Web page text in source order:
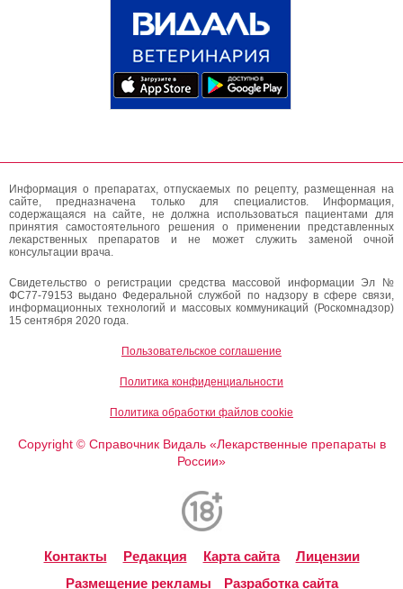
Информация о препаратах, отпускаемых по рецепту, размещенная на
сайте, предназначена только для специалистов. Информация,
содержащаяся на сайте, не должна использоваться пациентами для
принятия самостоятельного решения о применении представленных
лекарственных препаратов и не может служить заменой очной
консультации врача.
Свидетельство о регистрации средства массовой информации Эл №
ФС77-79153 выдано Федеральной службой по надзору в сфере связи,
информационных технологий и массовых коммуникаций (Роскомнадзор)
15 сентября 2020 года.
Пользовательское соглашение
Политика конфиденциальности
Политика обработки файлов cookie
Copyright ©Справочник Видаль «Лекарственные препараты в
России»
Контакты Редакция Карта сайта
Лицензии
Размещение рекламы
Разработка сайта